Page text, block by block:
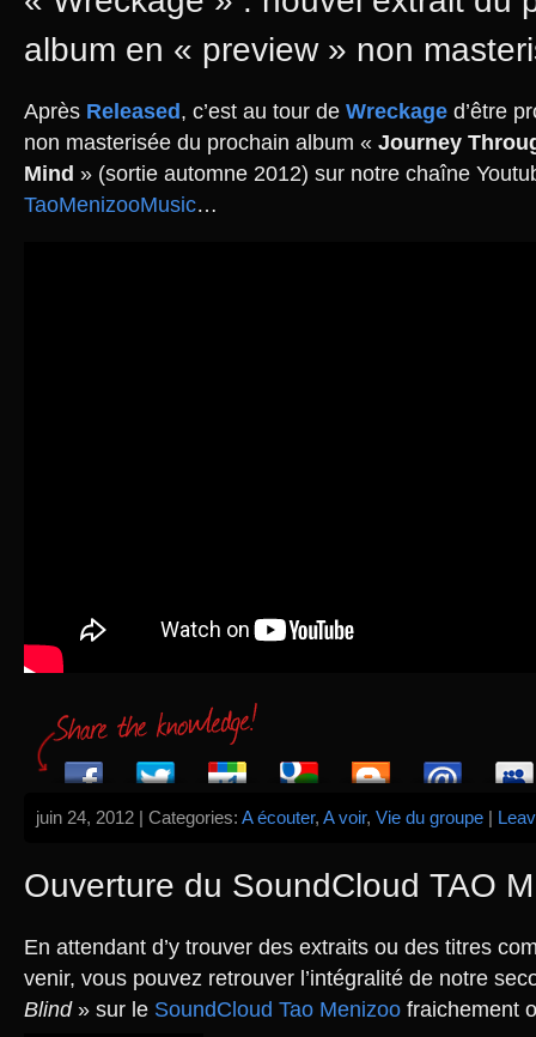
album en « preview » non
Après Released, c’est au tour de Wreckage d’être
non masterisée du prochain album « Journey
Mind » (sortie automne 2012) sur notre chaîne
TaoMenizooMusic…
juin 24, 2012 | Categories: A écouter, A voir, Vie du groupe
Ouverture du SoundCloud TAO
En attendant d’y trouver des extraits ou des titres
venir, vous pouvez retrouver l’intégralité de notre
Blind» sur le SoundCloud Tao Menizoo fraichement